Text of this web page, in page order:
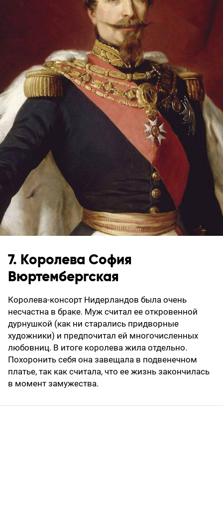
7. Королева София
Вюртембергская
Королева-консорт Нидерландов была очень
несчастна в браке. Муж считал ее откровенной
дурнушкой (как ни старались придворные
художники) и предпочитал ей многочисленных
любовниц. В итоге королева жила отдельно.
Похоронить себя она завещала в подвенечном
платье, так как считала, что ее жизнь закончилась
в момент замужества.